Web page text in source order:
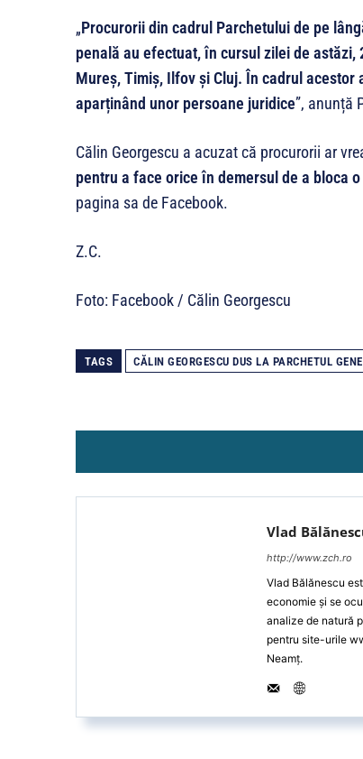
„Procurorii din cadrul Parchetului de pe
penală au efectuat, în cursul zilei de
Mureș, Timiș, Ilfov și Cluj. În cadrul
aparținând unor persoane juridice”, anunță
Călin Georgescu a acuzat că procurorii ar
pentru a face orice în demersul de a bloca
pagina sa de Facebook.
Z.C.
Foto: Facebook / Călin Georgescu
TAGS CĂLIN GEORGESCU DUS LA PARCHETUL
Vlad
http://www.zch.ro
Vlad Bălănescu
economie și se
analize de natură
pentru site-urile
Neamț.